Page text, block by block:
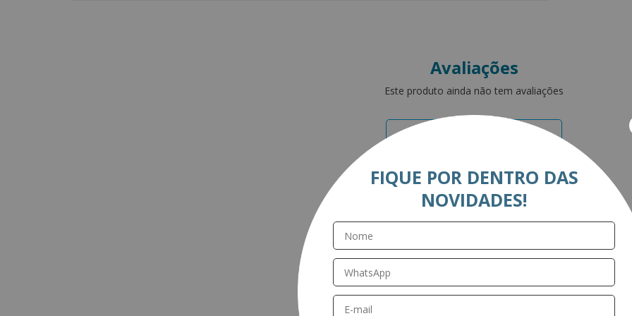
Avaliações
Este produto ainda não tem avaliações
Perguntas & respostas
SEJA O PRIMEIRO A PERGUNTAR
FIQUE POR DENTRO DAS
NOVIDADES!